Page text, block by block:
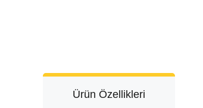
Ürün Özellikleri